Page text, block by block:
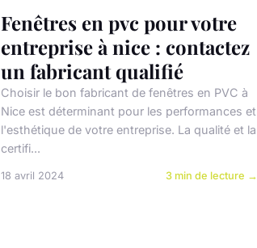
Fenêtres en pvc pour votre
entreprise à nice : contactez
un fabricant qualifié
Choisir le bon fabricant de fenêtres en PVC à
Nice est déterminant pour les performances et
l'esthétique de votre entreprise. La qualité et la
certifi...
18 avril 2024 3 min de lecture →